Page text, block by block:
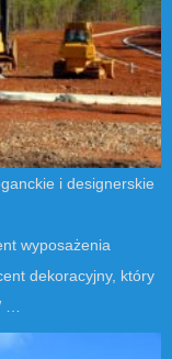
i designerskie
wyposażenia
dekoracyjny, który
…